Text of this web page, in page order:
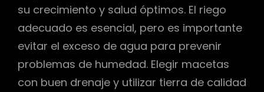
su crecimiento y salud óptimos. El riego
adecuado es esencial, pero es importante
evitar el exceso de agua para prevenir
problemas de humedad. Elegir macetas
con buen drenaje y utilizar tierra de calidad